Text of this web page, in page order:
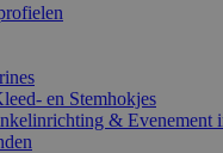
en Stemhokjes
& Evenement